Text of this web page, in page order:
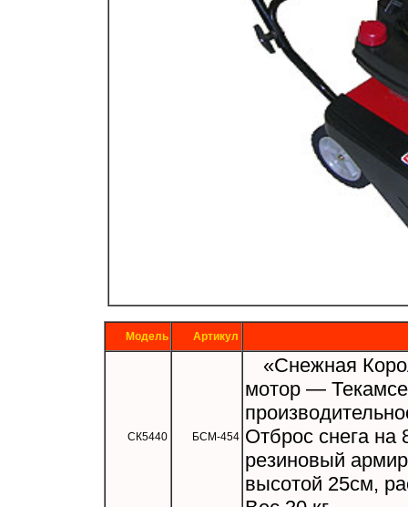
Модель Артикул
СК5440 БСМ-454
«Снежная
мотор —
Отброс снега
резиновый
высотой 25см,